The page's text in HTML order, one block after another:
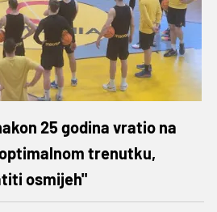
25 godina vratio na
trenutku,
osmijeh"